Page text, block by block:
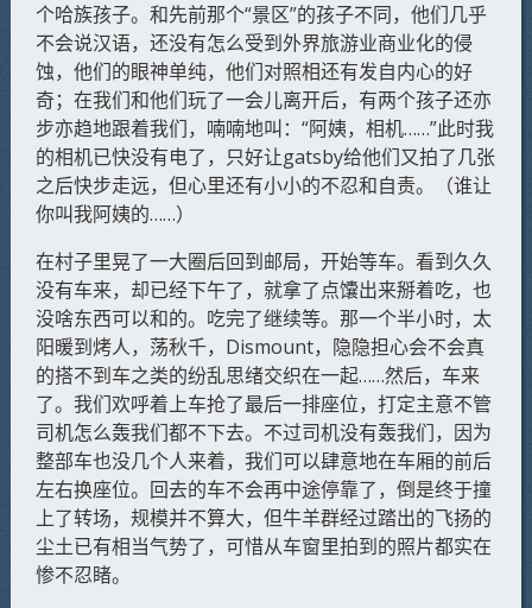
个哈族孩子。和先前那个“景区”的孩子不同，他们几乎
不会说汉语，还没有怎么受到外界旅游业商业化的侵
蚀，他们的眼神单纯，他们对照相还有发自内心的好
奇；在我们和他们玩了一会儿离开后，有两个孩子还亦
步亦趋地跟着我们，喃喃地叫：“阿姨，相机……”此时我
的相机已快没有电了，只好让gatsby给他们又拍了几张
之后快步走远，但心里还有小小的不忍和自责。（谁让
你叫我阿姨的……）
在村子里晃了一大圈后回到邮局，开始等车。看到久久
没有车来，却已经下午了，就拿了点馕出来掰着吃，也
没啥东西可以和的。吃完了继续等。那一个半小时，太
阳暖到烤人，荡秋千，Dismount，隐隐担心会不会真
的搭不到车之类的纷乱思绪交织在一起……然后，车来
了。我们欢呼着上车抢了最后一排座位，打定主意不管
司机怎么轰我们都不下去。不过司机没有轰我们，因为
整部车也没几个人来着，我们可以肆意地在车厢的前后
左右换座位。回去的车不会再中途停靠了，倒是终于撞
上了转场，规模并不算大，但牛羊群经过踏出的飞扬的
尘土已有相当气势了，可惜从车窗里拍到的照片都实在
惨不忍睹。